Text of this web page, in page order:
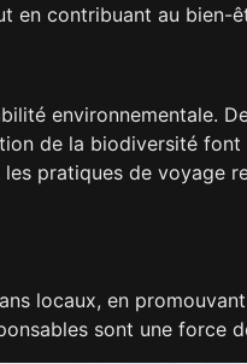
en contribuant au bien-
environnementale.
de la biodiversité
pratiques de voyage
locaux, en
sont une force